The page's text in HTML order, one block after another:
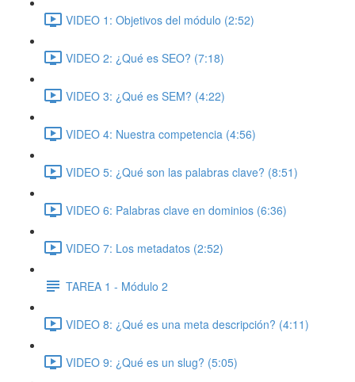
VIDEO 1: Objetivos del módulo (2:52)
VIDEO 2: ¿Qué es SEO? (7:18)
VIDEO 3: ¿Qué es SEM? (4:22)
VIDEO 4: Nuestra competencia (4:56)
VIDEO 5: ¿Qué son las palabras clave? (8:51)
VIDEO 6: Palabras clave en dominios (6:36)
VIDEO 7: Los metadatos (2:52)
TAREA 1 - Módulo 2
VIDEO 8: ¿Qué es una meta descripción? (4:11)
VIDEO 9: ¿Qué es un slug? (5:05)